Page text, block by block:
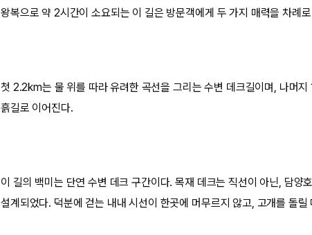
왕복으로 약 2시간이 소요되는 이 길은 방문객에게 두 가지 매력을 차례
첫 2.2km는 물 위를 따라 유려한 곡선을 그리는 수변 데크길이며, 나머
흙길로 이어진다.
이 길의 백미는 단연 수변 데크 구간이다. 목재 데크는 직선이 아닌, 담양
설계되었다. 덕분에 걷는 내내 시선이 한곳에 머무르지 않고, 고개를 돌